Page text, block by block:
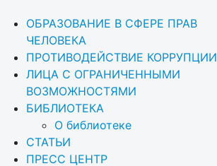
ОБРАЗОВАНИЕ В СФЕРЕ ПРАВ
ЧЕЛОВЕКА
ПРОТИВОДЕЙСТВИЕ КОРРУПЦИИ
ЛИЦА С ОГРАНИЧЕННЫМИ
ВОЗМОЖНОСТЯМИ
БИБЛИОТЕКА
О библиотеке
СТАТЬИ
ПРЕСС ЦЕНТР